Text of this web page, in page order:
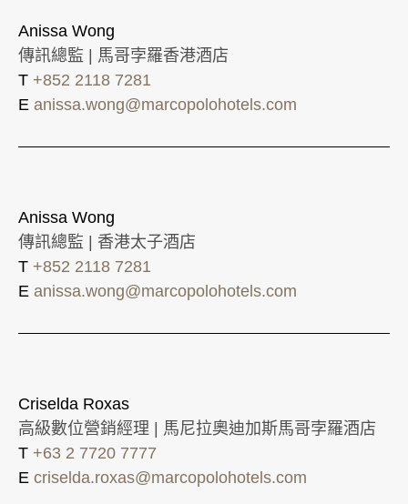
Anissa Wong
傳訊總監 | 馬哥孛羅香港酒店
T +852 2118 7281
E anissa.wong@marcopolohotels.com
Anissa Wong
傳訊總監 | 香港太子酒店
T +852 2118 7281
E anissa.wong@marcopolohotels.com
Criselda Roxas
高級數位營銷經理 | 馬尼拉奧迪加斯馬哥孛羅酒店
T +63 2 7720 7777
E criselda.roxas@marcopolohotels.com